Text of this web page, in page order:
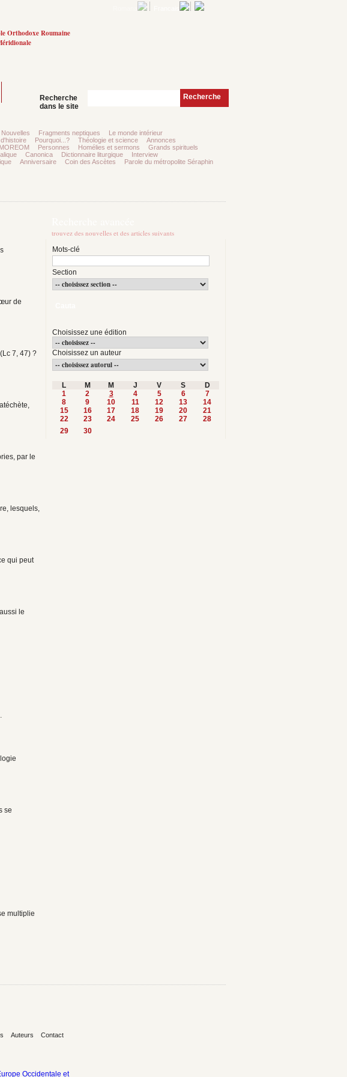
Orthodoxe Roumaine
Recherche
dans le site
Recherche
Nouvelles Fragments neptiques
Le monde intérieur
Pourquoi...? Théologie et science
Annonces
Personnes Homélies et sermons
Grands spirituels
Canonica Dictionnaire liturgique
Interview
Anniversaire Coin des Ascètes
Parole du métropolite Séraphin
de
7, 47) ?
par le
lesquels,
qui peut
le
se
multiplie
trouvez des nouvelles et des articles suivants
Mots-clé
Section
Choisissez une édition
Choisissez un auteur
L M M J V S
D
1
2 3 4 5 6
7
8
9 10 11 12 13
14
15
16 17 18 19 20
21
22
23 24 25 26 27
28
29
30
Auteurs Contact